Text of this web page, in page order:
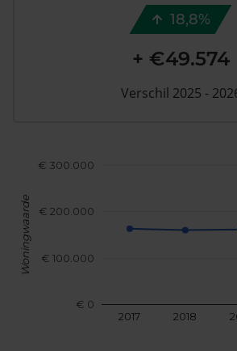
2017 2018
€ 0
€ 100.000
€ 200.000
€ 300.000
Woningwaarde
18,8%
+ €49.574
Verschil 2025 -